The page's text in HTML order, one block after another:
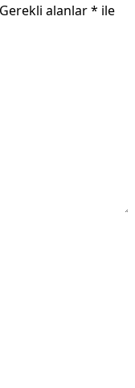
Gerekli alanlar* ile